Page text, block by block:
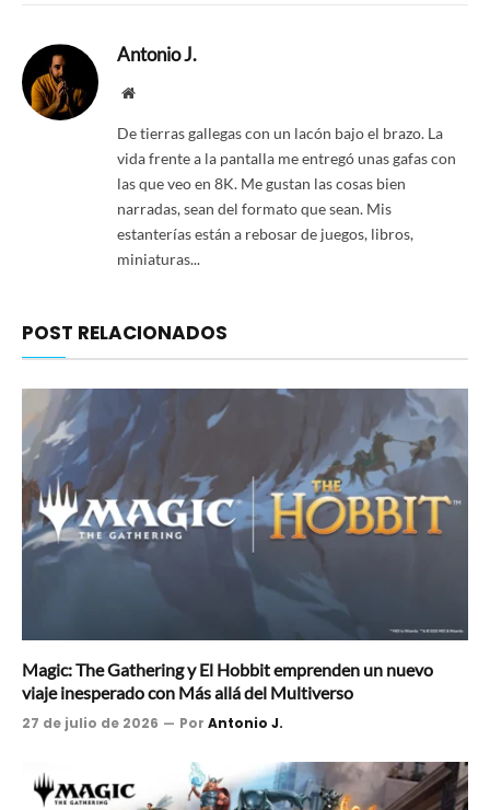
Antonio J.
Website
De tierras gallegas con un lacón bajo el brazo. La
vida frente a la pantalla me entregó unas gafas con
las que veo en 8K. Me gustan las cosas bien
narradas, sean del formato que sean. Mis
estanterías están a rebosar de juegos, libros,
miniaturas...
POST RELACIONADOS
Magic: The Gathering y El Hobbit emprenden un nuevo
viaje inesperado con Más allá del Multiverso
27 de julio de 2026 Por Antonio J.